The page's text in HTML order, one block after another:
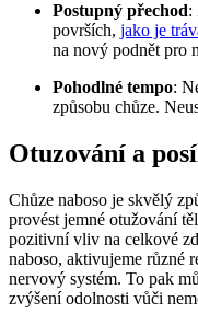
Postupný přechod:
površích, jako je
na nový podnět pro
Pohodlné tempo:
způsobu chůze.
Otuzování a
Chůze naboso je skvělý
provést jemné otužování
pozitivní vliv na celkové
naboso, aktivujeme různé
nervový systém. To pak
zvýšení odolnosti vůči